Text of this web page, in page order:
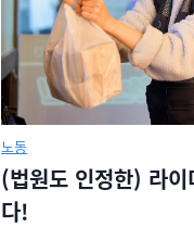
노동
(법원도 인정한) 라
다!